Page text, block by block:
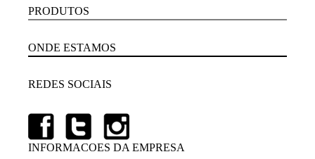
PRODUTOS
ONDE ESTAMOS
REDES SOCIAIS
INFORMACOES DA EMPRESA